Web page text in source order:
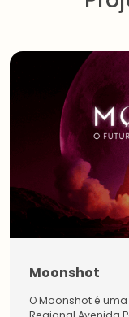
Moonshot
O Moonshot é
Estudantes